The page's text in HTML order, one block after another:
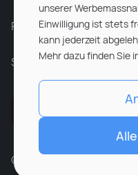
Partnerunternehmen
Sitemap
© ROCKEN 2026. All
unserer
Einwilligung ist stets
kann jederzeit
Mehr dazu finden Sie